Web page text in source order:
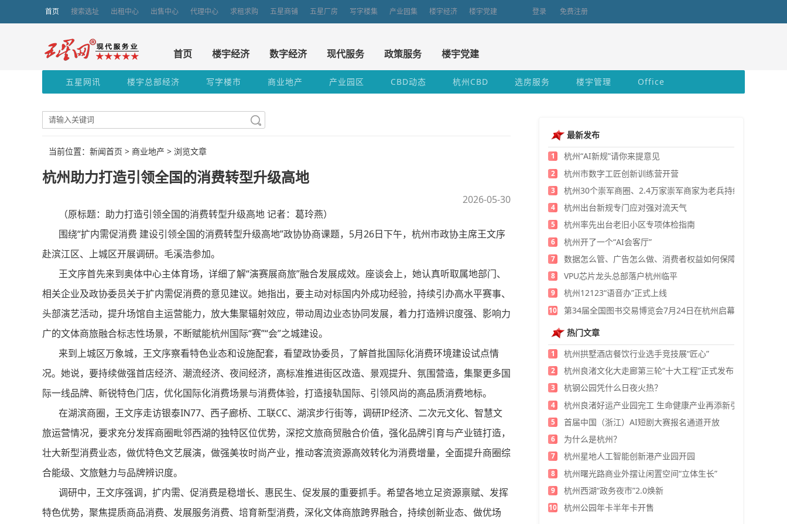
首页 搜索选址 出租中心 出售中心 代理中心 求租求购 五星商铺 五星厂房 写字楼集 产业园集 楼宇经济 楼宇党建 登录 免费注册
首页 楼宇经济 数字经济 现代服务 政策服务 楼宇党建
五星网讯 楼宇总部经济 写字楼市 商业地产 产业园区 CBD动态 杭州CBD 选房服务 楼宇管理 Office
当前位置：新闻首页 > 商业地产 > 浏览文章
杭州助力打造引领全国的消费转型升级高地
2026-05-30
（原标题：助力打造引领全国的消费转型升级高地 记者：葛玲燕）
围绕“扩内需促消费 建设引领全国的消费转型升级高地”政协协商课题，5月26日下午，杭州市政协主席王文序
赴滨江区、上城区开展调研。毛溪浩参加。
王文序首先来到奥体中心主体育场，详细了解“演赛展商旅”融合发展成效。座谈会上，她认真听取属地部门、
相关企业及政协委员关于扩内需促消费的意见建议。她指出，要主动对标国内外成功经验，持续引办高水平赛事、
头部演艺活动，提升场馆自主运营能力，放大集聚辐射效应，带动周边业态协同发展，着力打造辨识度强、影响力
广的文体商旅融合标志性场景，不断赋能杭州国际“赛”“会”之城建设。
来到上城区万象城，王文序察看特色业态和设施配套，看望政协委员，了解首批国际化消费环境建设试点情
况。她说，要持续做强首店经济、潮流经济、夜间经济，高标准推进街区改造、景观提升、氛围营造，集聚更多国
际一线品牌、新锐特色门店，优化国际化消费场景与消费体验，打造接轨国际、引领风尚的高品质消费地标。
在湖滨商圈，王文序走访银泰IN77、西子廊桥、工联CC、湖滨步行街等，调研IP经济、二次元文化、智慧文
旅运营情况，要求充分发挥商圈毗邻西湖的独特区位优势，深挖文旅商贸融合价值，强化品牌引育与产业链打造，
壮大新型消费业态，做优特色文艺展演，做强美妆时尚产业，推动客流资源高效转化为消费增量，全面提升商圈综
合能级、文旅魅力与品牌辨识度。
调研中，王文序强调，扩内需、促消费是稳增长、惠民生、促发展的重要抓手。希望各地立足资源禀赋、发挥
特色优势，聚焦提质商品消费、发展服务消费、培育新型消费，深化文体商旅跨界融合，持续创新业态、做优场
最新发布
1 杭州“AI新规”请你来提意见
2 杭州市数字工匠创新训练营开营
3 杭州30个崇军商圈、2.4万家崇军商家为老兵持续发福利
4 杭州出台新规专门应对强对流天气
5 杭州率先出台老旧小区专项体检指南
6 杭州开了一个“AI会客厅”
7 数据怎么管、广告怎么做、消费者权益如何保障？
8 VPU芯片龙头总部落户杭州临平
9 杭州12123“语音办”正式上线
10
第34届全国图书交易博览会7月24日在杭州启幕
热门文章
1 杭州拱墅酒店餐饮行业选手竞技展“匠心”
2 杭州良渚文化大走廊第三轮“十大工程”正式发布
3 杭钢公园凭什么日夜火热？
4 杭州良渚好运产业园完工 生命健康产业再添新引擎
5 首届中国（浙江）AI短剧大赛报名通道开放
6 为什么是杭州？
7 杭州星地人工智能创新港产业园开园
8 杭州曙光路商业外摆让闲置空间“立体生长”
9 杭州西湖“政务夜市”2.0焕新
10 杭州公园年卡半年卡开售